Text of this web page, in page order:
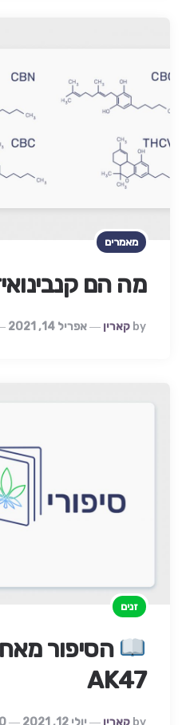
מאמרים
מה הם
Posted
By
By קארין אפריל 14, 2021
זנים
הסיפור
AK47
Posted